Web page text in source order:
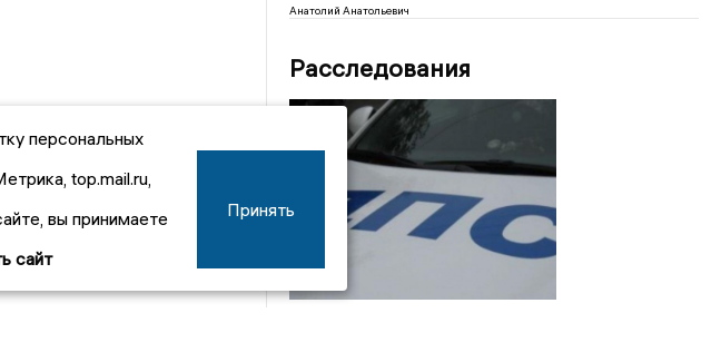
Анатолий Анатольевич
Расследования
персональных
top.mail.ru,
вы принимаете
сайт
Принять